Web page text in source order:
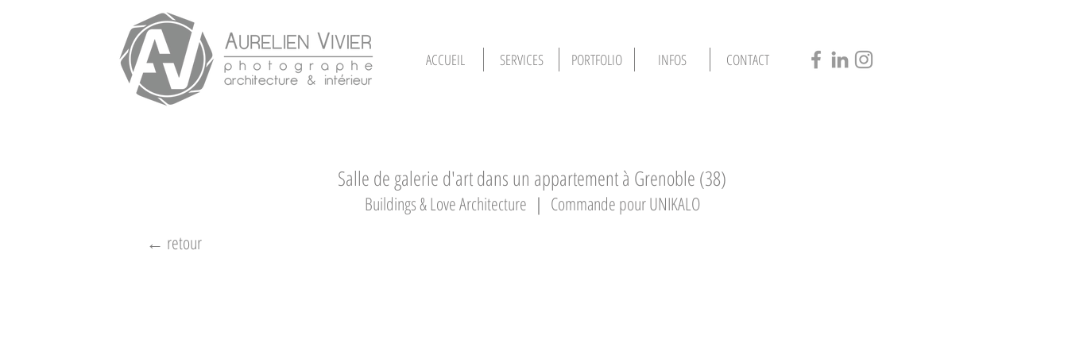
ACCUEIL SERVICES PORTFOLIO INFOS CONTACT
← retour
Salle de galerie d'art dans un appartement à Grenoble (38)
Buildings & Love Architecture ｜ Commande pour UNIKALO